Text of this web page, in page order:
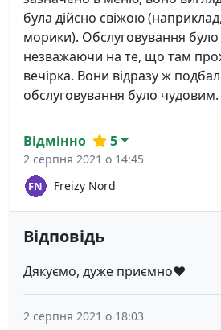
була дійсно свіжою
морики). Обслуговування
незважаючи на те, що там
вечірка. Вони відразу ж
обслуговування було чудовим.
Freizy Nord
Відмінно 5
2 серпня 2021 о 14:45
Відповідь
Дякуємо, дуже приємно♥️
2 серпня 2021 о 18:03